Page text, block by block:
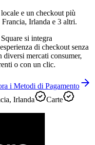
e un checkout più
Irlanda e 3 altri.
si integra
di checkout senza
mercati consumer,
o con un clic.
i Metodi di Pagamento
Irlanda
Carte